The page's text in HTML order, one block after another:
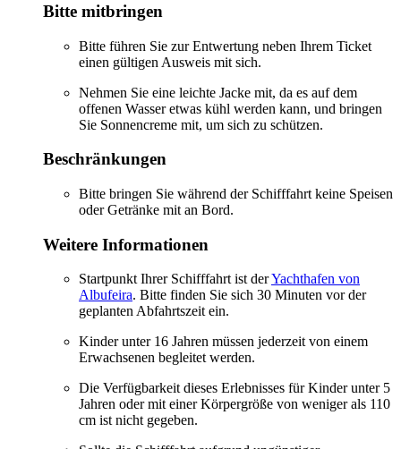
Bitte mitbringen
Bitte führen Sie zur Entwertung neben Ihrem Ticket
einen gültigen Ausweis mit sich.
Nehmen Sie eine leichte Jacke mit, da es auf dem
offenen Wasser etwas kühl werden kann, und bringen
Sie Sonnencreme mit, um sich zu schützen.
Beschränkungen
Bitte bringen Sie während der Schifffahrt keine Speisen
oder Getränke mit an Bord.
Weitere Informationen
Startpunkt Ihrer Schifffahrt ist derYachthafen von
Albufeira. Bitte finden Sie sich 30 Minuten vor der
geplanten Abfahrtszeit ein.
Kinder unter 16 Jahren müssen jederzeit von einem
Erwachsenen begleitet werden.
Die Verfügbarkeit dieses Erlebnisses für Kinder unter 5
Jahren oder mit einer Körpergröße von weniger als 110
cm ist nicht gegeben.